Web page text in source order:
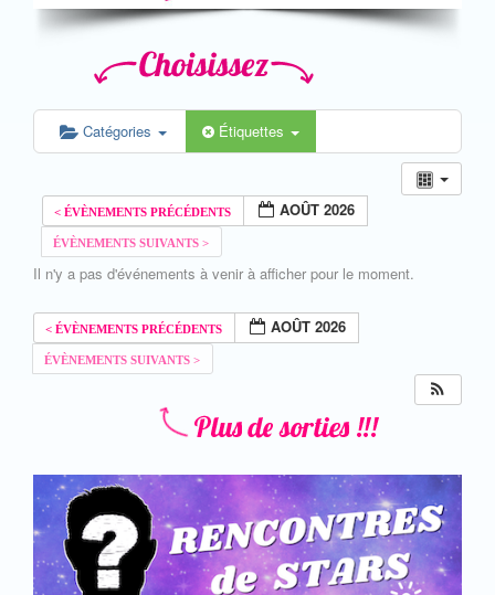
Catégories Étiquettes
AOÛT 2026
Il n'y a pas d'événements à venir à afficher pour le moment.
AOÛT 2026